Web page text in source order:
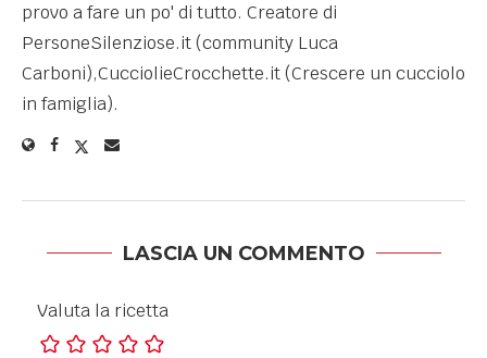
provo a fare un po' di tutto. Creatore di
PersoneSilenziose.it (community Luca
Carboni),CucciolieCrocchette.it (Crescere un cucciolo
in famiglia).
LASCIA UN COMMENTO
Valuta la ricetta